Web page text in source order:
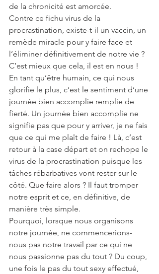
de la chronicité est amorcée.
Contre ce fichu virus de la
procrastination, existe-t-il un vaccin, un
remède miracle pour y faire face et
l’éliminer définitivement de notre vie ?
C’est mieux que cela, il est en nous !
En tant qu’être humain, ce qui nous
glorifie le plus, c’est le sentiment d’une
journée bien accomplie remplie de
fierté. Un journée bien accomplie ne
signifie pas que pour y arriver, je ne fais
que ce qui me plaît de faire ! Là, c’est
retour à la case départ et on rechope le
virus de la procrastination puisque les
tâches rébarbatives vont rester sur le
côté. Que faire alors ? Il faut tromper
notre esprit et ce, en définitive, de
manière très simple.
Pourquoi, lorsque nous organisons
notre journée, ne commencerions-
nous pas notre travail par ce qui ne
nous passionne pas du tout ? Du coup,
une fois le pas du tout sexy effectué,